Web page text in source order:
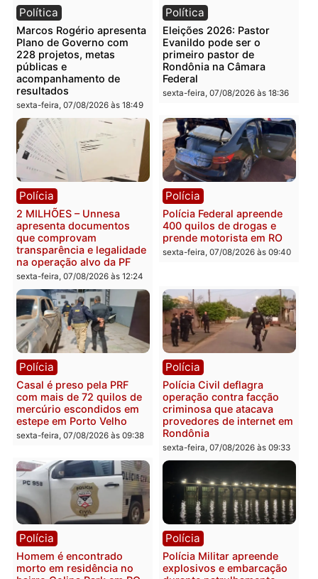
Publicidade
Categorias
Polícia
Você também vai querer ler...
Política
Marcos Rogério apresenta
Plano de Governo com
228 projetos, metas
públicas e
acompanhamento de
resultados
sexta-feira, 07/08/2026 às 18:49
Política
Eleições 2026: Pastor
primeiro pastor de
Rondônia na Câmara
Federal
sexta-feira, 07/08/2026 às
Polícia
2 MILHÕES – Unnesa
apresenta documentos
que comprovam
transparência e legalidade
na operação alvo da PF
sexta-feira, 07/08/2026 às 12:24
Polícia
Polícia Federal apreende
400 quilos de drogas e
prende motorista em RO
sexta-feira, 07/08/2026 às